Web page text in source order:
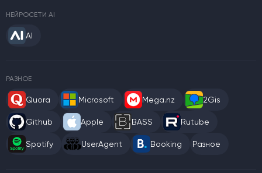
НЕЙРОСЕТИ AI
AI
РАЗНОЕ
Quora Microsoft Mega.nz 2Gis
Github Apple BASS Rutube
Spotify UserAgent Booking Разное